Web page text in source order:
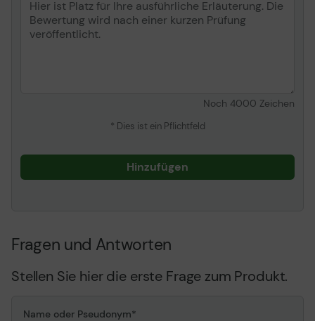
Noch 4000 Zeichen
* Dies ist ein Pflichtfeld
Hinzufügen
Fragen und Antworten
Stellen Sie hier die erste Frage zum Produkt.
Name oder Pseudonym